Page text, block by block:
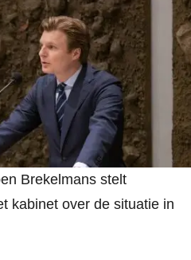
Brekelmans stelt
kabinet over de situatie in